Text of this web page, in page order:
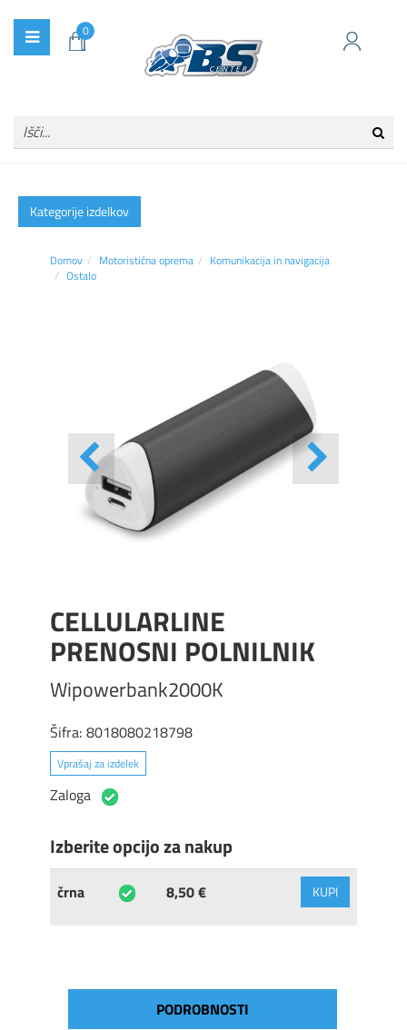
0
Kategorije izdelkov
Domov Motoristična oprema
Komunikacija in navigacija
Ostalo
CELLULARLINE
PRENOSNI POLNILNIK
Wipowerbank2000K
Šifra: 8018080218798
Vprašaj za izdelek
Zaloga
Izberite opcijo za nakup
črna 8,50 € KUPI
PODROBNOSTI